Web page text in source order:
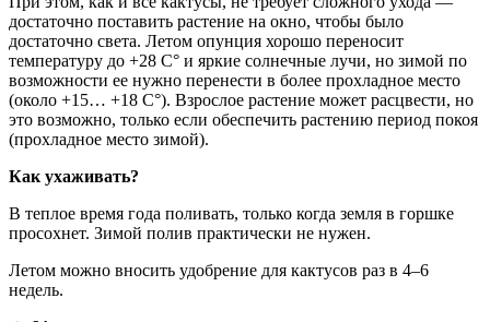
достаточно поставить растение на окно, чтобы было
достаточно света. Летом опунция хорошо переносит
температуру до +28 С° и яркие солнечные лучи, но зимой по
возможности ее нужно перенести в более прохладное место
(около +15… +18 С°). Взрослое растение может расцвести, но
это возможно, только если обеспечить растению период покоя
(прохладное место зимой).
Как ухаживать?
В теплое время года поливать, только когда земля в горшке
просохнет. Зимой полив практически не нужен.
Летом можно вносить удобрение для кактусов раз в 4–6
недель.